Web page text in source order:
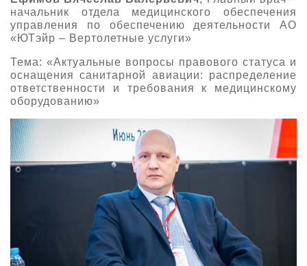
начальник отдела медицинского обеспечения
управления по обеспечению деятельности АО
«ЮТэйр – Вертолетные услуги»
Тема: «Актуальные вопросы правового статуса и
оснащения санитарной авиации: распределение
ответственности и требования к медицинскому
оборудованию»